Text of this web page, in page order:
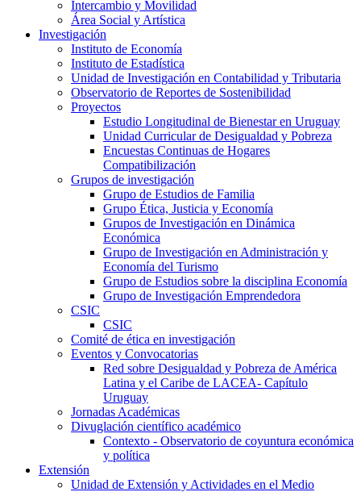
Intercambio y Movilidad
Área Social y Artística
Investigación
Instituto de Economía
Instituto de Estadística
Unidad de Investigación en Contabilidad y Tributaria
Observatorio de Reportes de Sostenibilidad
Proyectos
Estudio Longitudinal de Bienestar en Uruguay
Unidad Curricular de Desigualdad y Pobreza
Encuestas Continuas de Hogares
Compatibilización
Grupos de investigación
Grupo de Estudios de Familia
Grupo Ética, Justicia y Economía
Grupos de Investigación en Dinámica
Económica
Grupo de Investigación en Administración y
Economía del Turismo
Grupo de Estudios sobre la disciplina Economía
Grupo de Investigación Emprendedora
CSIC
CSIC
Comité de ética en investigación
Eventos y Convocatorias
Red sobre Desigualdad y Pobreza de América
Latina y el Caribe de LACEA- Capítulo
Uruguay
Jornadas Académicas
Divuglación científico académico
Contexto - Observatorio de coyuntura económica
y política
Extensión
Unidad de Extensión y Actividades en el Medio